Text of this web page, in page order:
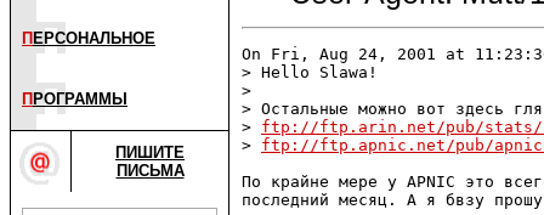
П ЕРСОНАЛЬНОЕ
П РОГРАММЫ
ПИШИТЕ
ПИСЬМА
On Fri, Aug 24, 2001 at
> Hello Slawa!
>
> Остальные можно вот здесь
> ftp://ftp.arin.net/pub/
> ftp://ftp.apnic.net/pub/
По крайне мере у APNIC это
последний месяц. А я бвзу